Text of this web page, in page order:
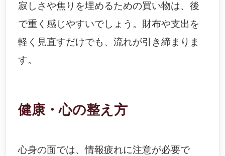
寂しさや焦りを埋めるための買い物は、後
で重く感じやすいでしょう。財布や支出を
軽く見直すだけでも、流れが引き締まりま
す。
健康・心の整え方
心身の面では、情報疲れに注意が必要で